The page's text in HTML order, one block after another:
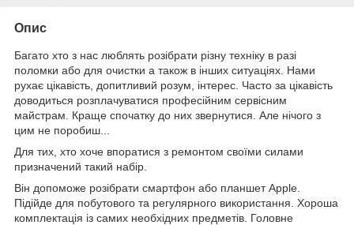
Опис
Багато хто з нас люблять розібрати різну техніку в разі
поломки або для очистки а також в інших ситуаціях. Нами
рухає цікавість, допитливий розум, інтерес. Часто за цікавість
доводиться розплачуватися професійним сервісним
майстрам. Краще спочатку до них звернутися. Але нічого з
цим не поробиш...
Для тих, хто хоче впоратися з ремонтом своїми силами
призначений такий набір.
Він допоможе розібрати смартфон або планшет Apple.
Підійде для побутового та регулярного використання. Хороша
комплектація із самих необхідних предметів. Головне